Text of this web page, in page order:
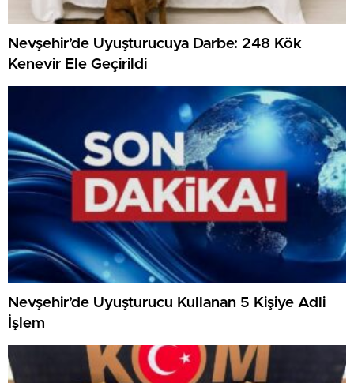
Nevşehir’de Uyuşturucuya Darbe: 248 Kök
Kenevir Ele Geçirildi
Nevşehir’de Uyuşturucu Kullanan 5 Kişiye Adli
İşlem